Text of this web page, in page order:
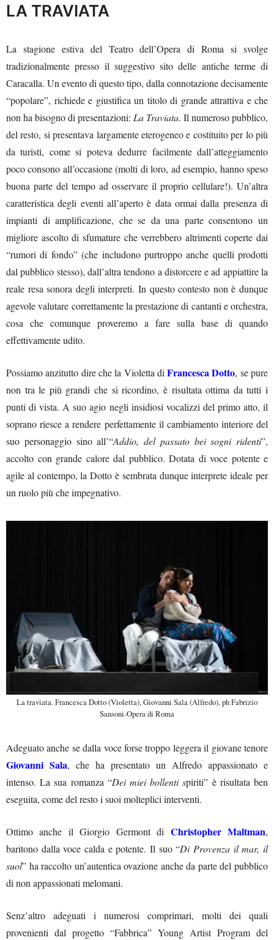
LA TRAVIATA
La stagione estiva del Teatro dell’Opera di Roma si svolge
tradizionalmente presso il suggestivo sito delle antiche terme di
Caracalla. Un evento di questo tipo, dalla connotazione decisamente
“popolare”, richiede e giustifica un titolo di grande attrattiva e che
non ha bisogno di presentazioni: La Traviata. Il numeroso pubblico,
del resto, si presentava largamente eterogeneo e costituito per lo più
da turisti, come si poteva dedurre facilmente dall’atteggiamento
poco consono all’occasione (molti di loro, ad esempio, hanno speso
buona parte del tempo ad osservare il proprio cellulare!). Un’altra
caratteristica degli eventi all’aperto è data ormai dalla presenza di
impianti di amplificazione, che se da una parte consentono un
migliore ascolto di sfumature che verrebbero altrimenti coperte dai
“rumori di fondo” (che includono purtroppo anche quelli prodotti
dal pubblico stesso), dall’altra tendono a distorcere e ad appiattire la
reale resa sonora degli interpreti. In questo contesto non è dunque
agevole valutare correttamente la prestazione di cantanti e orchestra,
cosa che comunque proveremo a fare sulla base di quando
effettivamente udito.
Possiamo anzitutto dire che la Violetta diFrancesca Dotto, se pure
non tra le più grandi che si ricordino, è risultata ottima da tutti i
punti di vista. A suo agio negli insidiosi vocalizzi del primo atto, il
soprano riesce a rendere perfettamente il cambiamento interiore del
suo personaggio sino all’“Addio, del passato bei sogni ridenti”,
accolto con grande calore dal pubblico. Dotata di voce potente e
agile al contempo, la Dotto è sembrata dunque interprete ideale per
un ruolo più che impegnativo.
La traviata. Francesca Dotto (Violetta), Giovanni Sala (Alfredo), ph Fabrizio
Sansoni-Opera di Roma
Adeguato anche se dalla voce forse troppo leggera il giovane tenore
Giovanni Sala, che ha presentato un Alfredo appassionato e
intenso. La sua romanza “Dei miei bollenti spiriti” è risultata ben
eseguita, come del resto i suoi molteplici interventi.
Ottimo anche il Giorgio Germont di Christopher Maltman,
baritono dalla voce calda e potente. Il suo “Di Provenza il mar, il
suol” ha raccolto un’autentica ovazione anche da parte del pubblico
di non appassionati melomani.
Senz’altro adeguati i numerosi comprimari, molti dei quali
provenienti dal progetto “Fabbrica” Young Artist Program del